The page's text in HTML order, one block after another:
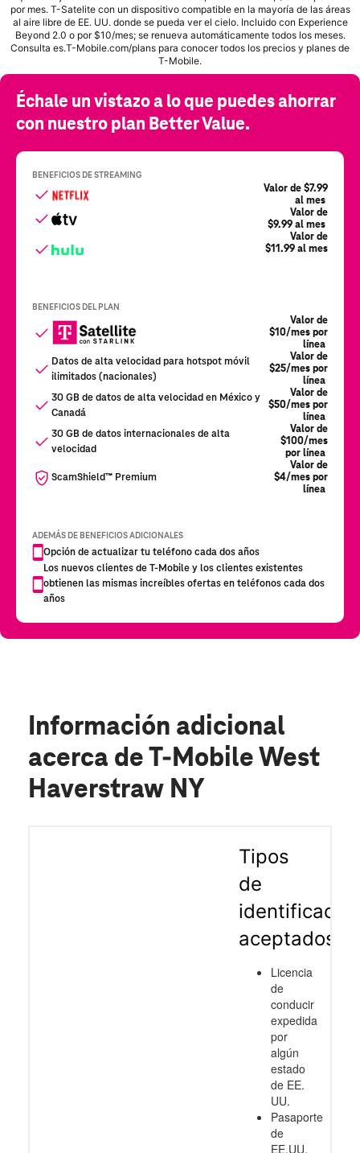
Información adicional
acerca de T-Mobile West
Haverstraw NY
Tipos
de
aceptados
Licencia
de
conducir
expedida
por
algún
estado
de EE.
UU.
Pasaporte
de
EE.UU.